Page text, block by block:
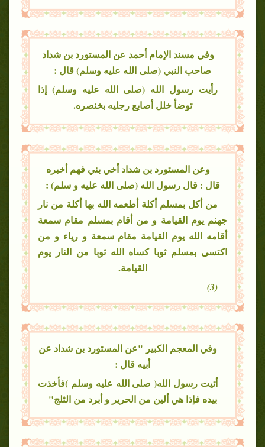
وفي مسند الإمام أحمد عن المستورد بن شداد
صاحب النبي (صلى الله عليه وسلم) قال :
رأيت رسول الله (صلى الله عليه وسلم) إذا
توضأ خلل أصابع رجليه بخنصره.
وعن المستورد بن شداد أخي بني فهم أخبره
قال : قال رسول الله (صلى الله عليه و سلم) :
من أكل بمسلم أكلة أطعمه الله بها أكلة من نار
جهنم يوم القيامة و من أقام بمسلم مقام سمعة
أقامه الله يوم القيامة مقام سمعة و رياء و من
اكتسى بمسلم ثوبا كساه الله ثوبا من النار يوم
القيامة.
(3)
وفي المعجم الكبير "عن المستورد بن شداد عن
أبيه قال :
أتيت رسول الله( صلى الله عليه وسلم )فأخذت
بيده فإذا هي ألين من الحرير و أبرد من الثلج"